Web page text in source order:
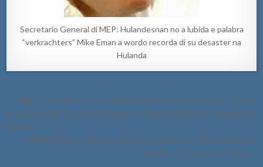
Secretario General di MEP: Hulandesnan no a lubida e palabra
“verkrachters” Mike Eman a wordo recorda di su desaster na
Hulanda
Post
navigation
← MINISTER ENDY CROES PRESENTE NA APERTURA DI E TAYER
DI SOLUCION DI CONOCEMENTO TRADICIONAL DI CAMBIO DI
CLIMA.
[VIDEO] Polis y ambulans a bay na un adress na Matogerai pa un
damita cu lo a bira hopi malo. →